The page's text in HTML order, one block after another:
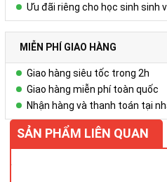
Công ty Cổ phần Vy Uyên
Nội
Ưu đãi riêng cho học sinh sinh
MIỄN PHÍ GIAO HÀNG
Giao hàng siêu tốc trong 2h
Giao hàng miễn phí toàn quốc
Nhận hàng và thanh toán tại
SẢN PHẨM LIÊN QUAN